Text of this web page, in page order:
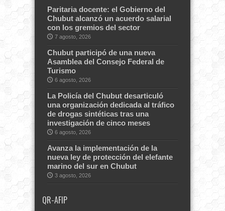
Paritaria docente: el Gobierno del
Chubut alcanzó un acuerdo salarial
con los gremios del sector
7 agosto, 2026
Chubut participó de una nueva
Asamblea del Consejo Federal de
Turismo
6 agosto, 2026
La Policía del Chubut desarticuló
una organización dedicada al tráfico
de drogas sintéticas tras una
investigación de cinco meses
6 agosto, 2026
Avanza la implementación de la
nueva ley de protección del elefante
marino del sur en Chubut
3 agosto, 2026
QR-AFIP